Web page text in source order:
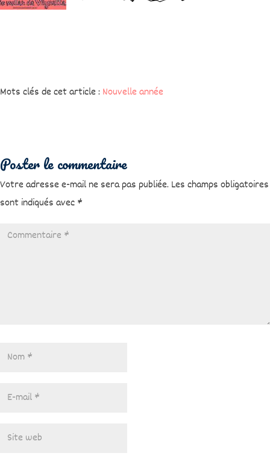
Mots clés de cet article : Nouvelle année
Poster le commentaire
Votre adresse e-mail ne sera pas publiée. Les champs obligatoires
sont indiqués avec *